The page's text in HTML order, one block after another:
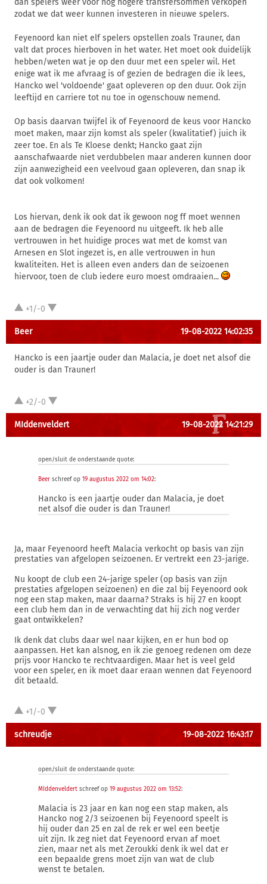
dan spelers weer voor nog hogere transfersommen verkopen
zodat we dat weer kunnen investeren in nieuwe spelers.
Feyenoord kan niet elf spelers opstellen zoals Trauner, dan
valt dat proces hierboven in het water. Het moet ook duidelijk
hebben/weten wat je op den duur met een speler wil. Het
enige wat ik me afvraag is of gezien de bedragen die ik lees,
Hancko wel 'voldoende' gaat opleveren op den duur. Ook zijn
leeftijd en carriere tot nu toe in ogenschouw nemend.
Op basis daarvan twijfel ik of Feyenoord de keus voor Hancko
moet maken, maar zijn komst als speler (kwalitatief) juich ik
zeer toe. En als Te Kloese denkt; Hancko gaat zijn
aanschafwaarde niet verdubbelen maar anderen kunnen door
zijn aanwezigheid een veelvoud gaan opleveren, dan snap ik
dat ook volkomen!
Los hiervan, denk ik ook dat ik gewoon nog ff moet wennen
aan de bedragen die Feyenoord nu uitgeeft. Ik heb alle
vertrouwen in het huidige proces wat met de komst van
Arnesen en Slot ingezet is, en alle vertrouwen in hun
kwaliteiten. Het is alleen even anders dan de seizoenen
hiervoor, toen de club iedere euro moest omdraaien...
+1/-0
Beer 19-08-2022 14:02:35
Hancko is een jaartje ouder dan Malacia, je doet net alsof die
ouder is dan Trauner!
+2/-0
MIddenveldert 19-08-2022 14:21:29
open/sluit de onderstaande quote:
Beer schreef op 19 augustus 2022 om 14:02:
Hancko is een jaartje ouder dan Malacia, je doet
net alsof die ouder is dan Trauner!
Ja, maar Feyenoord heeft Malacia verkocht op basis van zijn
prestaties van afgelopen seizoenen. Er vertrekt een 23-jarige.
Nu koopt de club een 24-jarige speler (op basis van zijn
prestaties afgelopen seizoenen) en die zal bij Feyenoord ook
nog een stap maken, maar daarna? Straks is hij 27 en koopt
een club hem dan in de verwachting dat hij zich nog verder
gaat ontwikkelen?
Ik denk dat clubs daar wel naar kijken, en er hun bod op
aanpassen. Het kan alsnog, en ik zie genoeg redenen om deze
prijs voor Hancko te rechtvaardigen. Maar het is veel geld
voor een speler, en ik moet daar eraan wennen dat Feyenoord
dit betaald.
+1/-0
schreudje 19-08-2022 16:43:17
open/sluit de onderstaande quote:
MIddenveldert schreef op 19 augustus 2022 om 13:52:
Malacia is 23 jaar en kan nog een stap maken, als
Hancko nog 2/3 seizoenen bij Feyenoord speelt is
hij ouder dan 25 en zal de rek er wel een beetje
uit zijn. Ik zeg niet dat Feyenoord ervan af moet
zien, maar net als met Zeroukki denk ik wel dat er
een bepaalde grens moet zijn van wat de club
wenst te betalen.